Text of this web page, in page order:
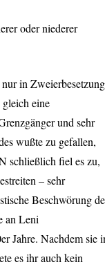
oder niederer
in
eine
und sehr
wußte zu gefallen,
schließlich fiel es zu,
– sehr
Beschwörung
an Leni
Jahre. Nachdem sie
es ihr auch kein